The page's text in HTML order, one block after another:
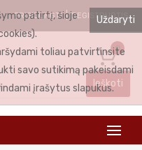
PRISIJUNGTI REGISTRUOTIS
0
Ieškoti
Uždaryti
patirtį, šioje
toliau patvirtinsite
savo sutikimą pakeisdami
įrašytus slapukus.